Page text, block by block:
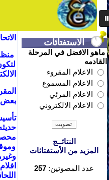
1 2 3
الأستفتائات
ماهو الافضل في المرحلة
القادمه
الاعلام المقروء
الاعلام المسموع
الاعلام المرئي
الاعلام الالكتروني
النتائــج
المزيد من الأستفتائات
عدد المصوتين: 257
بعض